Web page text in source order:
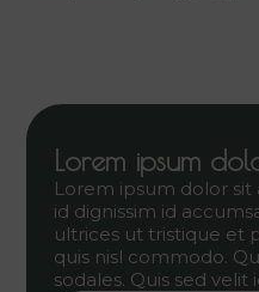
Lorem ipsum
Lorem ipsum dolor
id dignissim id
ultrices ut tristique et
quis nisl commodo.
sodales. Quis sed velit